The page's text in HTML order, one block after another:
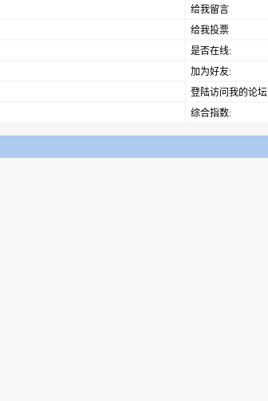
给我留言
给我投票
是否在线:
加为好友:
登陆访问我的论坛
综合指数: